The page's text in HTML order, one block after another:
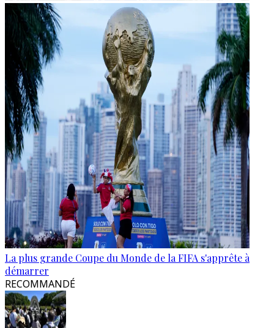
La plus grande Coupe du Monde de la FIFA s'apprête à
démarrer
RECOMMANDÉ